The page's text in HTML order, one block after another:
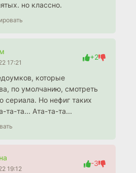
но классно.
17:21
+2
которые
по умолчанию, смотреть
сериала. Но нефиг таких
та-та... Ата-та-та...
19:12
-3